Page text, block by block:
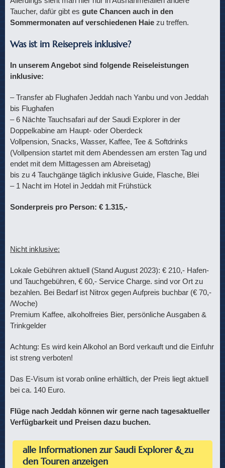
Taucher, dafür gibt es gute Chancen auch in den
Sommermonaten auf verschiedenen Haie zu treffen.
Was ist im Reisepreis inklusive?
In unserem Angebot sind folgende Reiseleistungen
inklusive:
– Transfer ab Flughafen Jeddah nach Yanbu und von Jeddah
bis Flughafen
– 6 Nächte Tauchsafari auf der Saudi Explorer in der
Doppelkabine am Haupt- oder Oberdeck
Vollpension, Snacks, Wasser, Kaffee, Tee & Softdrinks
(Vollpension startet mit dem Abendessen am ersten Tag und
endet mit dem Mittagessen am Abreisetag)
bis zu 4 Tauchgänge täglich inklusive Guide, Flasche, Blei
– 1 Nacht im Hotel in Jeddah mit Frühstück
Sonderpreis pro Person: € 1.315,-
Nicht inklusive:
Lokale Gebühren aktuell (Stand August 2023): € 210,- Hafen-
und Tauchgebühren, € 60,- Service Charge. sind vor Ort zu
bezahlen. Bei Bedarf ist Nitrox gegen Aufpreis buchbar (€ 70,-
/Woche)
Premium Kaffee, alkoholfreies Bier, persönliche Ausgaben &
Trinkgelder
Achtung: Es wird kein Alkohol an Bord verkauft und die Einfuhr
ist streng verboten!
Das E-Visum ist vorab online erhältlich, der Preis liegt aktuell
bei ca. 140 Euro.
Flüge nach Jeddah können wir gerne nach tagesaktueller
Verfügbarkeit und Preisen dazu buchen.
alle Informationen zur Saudi Explorer & zu
den Touren anzeigen